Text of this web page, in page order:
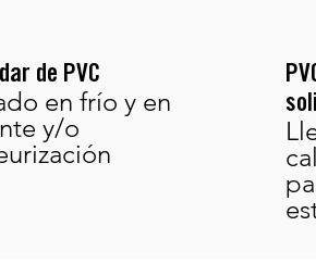
de PVC
en frío y en
y/o